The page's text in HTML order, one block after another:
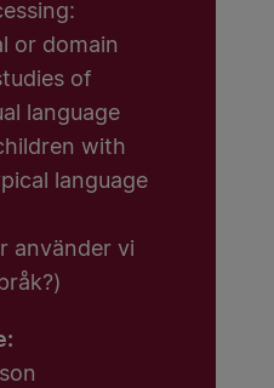
or domain
of
language
with
language
använder vi